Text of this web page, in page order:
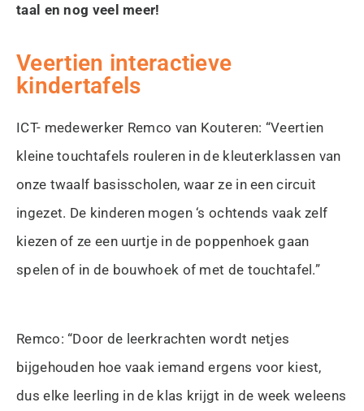
taal en nog veel meer!
Veertien interactieve
kindertafels
ICT- medewerker Remco van Kouteren: “Veertien
kleine touchtafels rouleren in de kleuterklassen van
onze twaalf basisscholen, waar ze in een circuit
ingezet. De kinderen mogen ‘s ochtends vaak zelf
kiezen of ze een uurtje in de poppenhoek gaan
spelen of in de bouwhoek of met de touchtafel.”
Remco: “Door de leerkrachten wordt netjes
bijgehouden hoe vaak iemand ergens voor kiest,
dus elke leerling in de klas krijgt in de week weleens